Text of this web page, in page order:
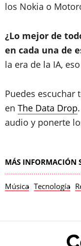
los Nokia o
¿Lo mejor de
en cada una de
la era de la IA,
Puedes escuchar
en The Data Drop
audio y ponerte
MÁS INFORMACIÓN
Música Tecnología